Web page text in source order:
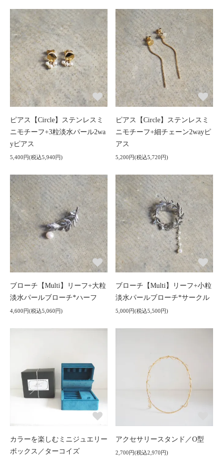
ピアス【Circle】ステンレスミ
ニモチーフ+3粒淡水パール2wa
yピアス
5,400円(税込5,940円)
ピアス【Circle】ステンレスミ
ニモチーフ+細チェーン2wayピ
アス
5,200円(税込5,720円)
ブローチ【Multi】リーフ+大粒
淡水パールブローチ*ハーフ
4,600円(税込5,060円)
ブローチ【Multi】リーフ+小粒
淡水パールブローチ*サークル
5,000円(税込5,500円)
カラーを楽しむミニジュエリー
ボックス／ターコイズ
アクセサリースタンド／O型
2,700円(税込2,970円)